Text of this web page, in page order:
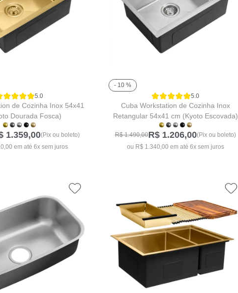
5.0
de Cozinha Inox 54x41
Dourada Fosca)
1.359,00(Pix ou boleto)
em até 6x sem juros
- 10 %
5.0
Cuba Workstation de Cozinha Inox
Retangular 54x41 cm (Kyoto Escovada)
R$ 1.490,00R$ 1.206,00(Pix ou boleto)
ou R$ 1.340,00 em até 6x sem juros